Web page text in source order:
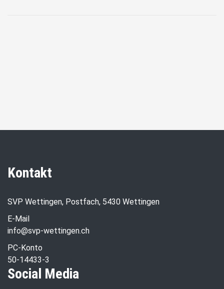
Kontakt
SVP Wettingen, Postfach, 5430 Wettingen
E-Mail
info@svp-wettingen.ch
PC-Konto
50-14433-3
Social Media